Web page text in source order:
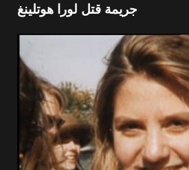
جريمة قتل لورا هوتلينغ